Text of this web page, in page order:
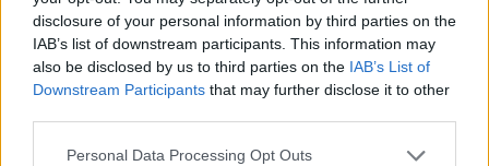
disclosure of your personal information by third parties on the
IAB’s list of downstream participants. This information may
also be disclosed by us to third parties on the IAB’s List of
Downstream Participants that may further disclose it to other
Personal Data Processing Opt Outs
Edellinen artikkeli Seuraava artikkeli